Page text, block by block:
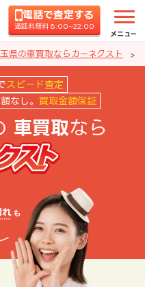
電話で査定する
通話料無料 8:00~22:00
メニュー
県の車買取ならカーネクスト
取ならカー
スピード査定
なし。 買取金額保証
車買取なら